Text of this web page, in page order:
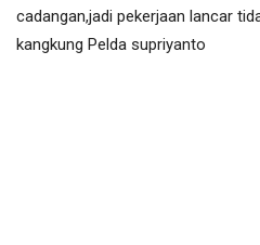
cadangan,jadi pekerjaan lancar
kangkung Pelda supriyanto